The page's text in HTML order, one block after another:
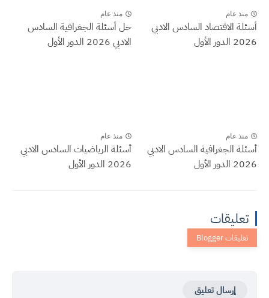
منذ عام
أسئلة الاقتصاد السادس الادبي
2026 الدور الأول
منذ عام
حل أسئلة الجغرافية السادس
الادبي 2026 الدور الأول
منذ عام
أسئلة الجغرافية السادس الادبي
2026 الدور الأول
منذ عام
أسئلة الرياضيات السادس الادبي
2026 الدور الأول
تعليقات
إرسال تعليق